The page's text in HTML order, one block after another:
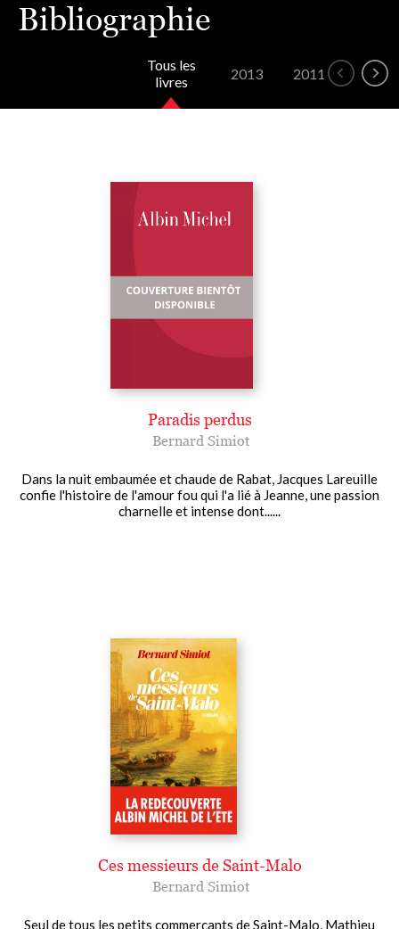
Bibliographie
Tous les
livres
2013 2011 1999
Paradis perdus
Bernard Simiot
Dans la nuit embaumée et chaude de Rabat, Jacques Lareuille
confie l'histoire de l'amour fou qui l'a lié à Jeanne, une passion
charnelle et intense dont......
Ces messieurs de Saint-Malo
Bernard Simiot
Seul de tous les petits commerçants de Saint-Malo, Mathieu